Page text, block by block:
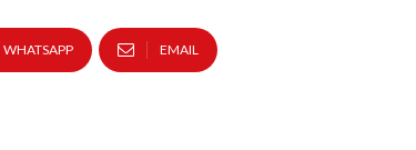
WHATSAPP EMAIL